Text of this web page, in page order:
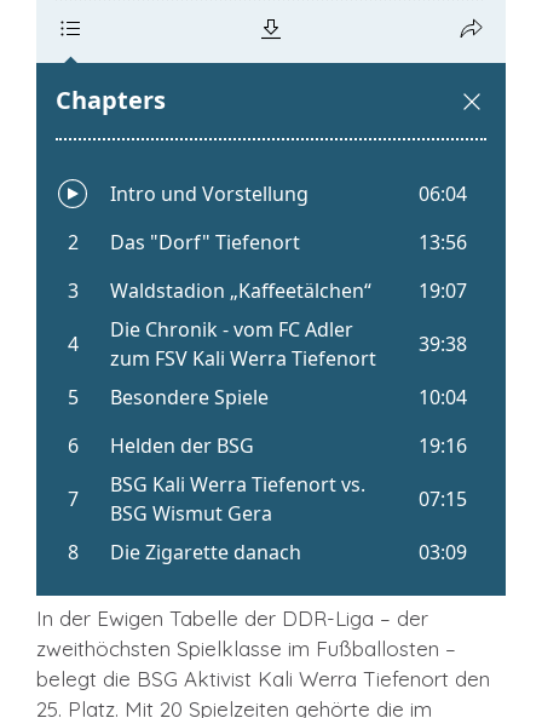
In der Ewigen Tabelle der DDR-Liga – der
zweithöchsten Spielklasse im Fußballosten –
belegt die BSG Aktivist Kali Werra Tiefenort den
25. Platz. Mit 20 Spielzeiten gehörte die im